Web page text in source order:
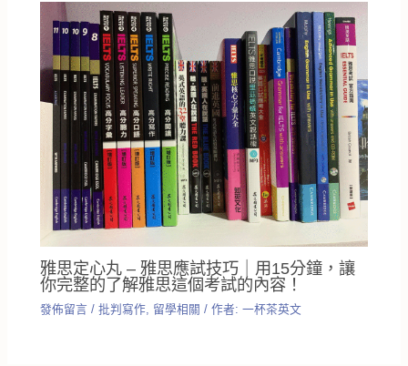
雅思定心丸 – 雅思應試技巧｜用15分鐘，讓
你完整的了解雅思這個考試的內容！
發佈留言 /批判寫作 留學相關 / 作者:一杯茶英文